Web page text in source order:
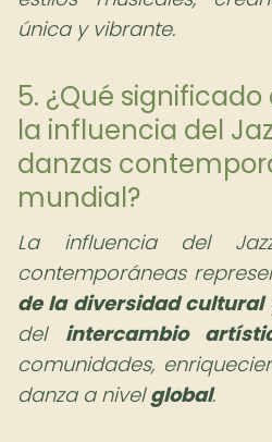
única y vibrante.
5. ¿Qué
la influencia del
danzas
mundial?
La influencia del
contemporáneas
de la diversidad cultural
del intercambio
comunidades,
danza a nivelglobal.